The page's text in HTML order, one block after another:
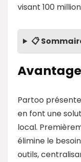
visant 100
📋
Partoo
en font une
local.
élimine le
outils,